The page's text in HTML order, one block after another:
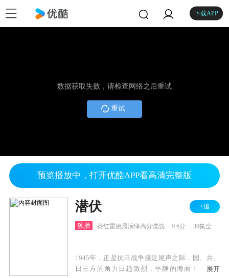
下载APP
数据获取失败，请检查网络之后重试
重试
预览播放中，打开优酷APP看高清完整版
潜伏 +追
独播 孙红雷姚晨演绎高分谍战 9.6分 30集全
1945年，正是抗日战争接近尾声之际，国、共、
日三方的角力日趋激烈，平静的海面下暗流涌
展开